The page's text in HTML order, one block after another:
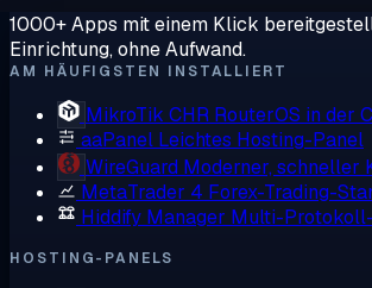
1000+ Apps mit einem Klick
Einrichtung, ohne Aufwand.
AM HÄUFIGSTEN INSTALLIERT
MikroTik CHR RouterOS in der
aaPanel Leichtes Hosting-Panel
WireGuard Moderner, schneller
MetaTrader 4 Forex-Trading-
Hiddify Manager Multi-
HOSTING-PANELS